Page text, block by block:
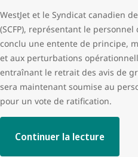
WestJet et le Syndicat canadien
(SCFP), représentant le
conclu une entente de principe,
et aux perturbations
entraînant le retrait des avis de
sera maintenant soumise au
pour un vote de ratification.
Continuer la lecture